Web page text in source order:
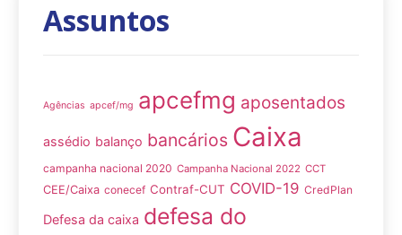
Assuntos
Agências apcef/mg apcefmg aposentados
assédio balanço bancários Caixa
campanha nacional 2020 Campanha Nacional 2022 CCT
CEE/Caixa conecef Contraf-CUT COVID-19 CredPlan
Defesa da caixa defesa do